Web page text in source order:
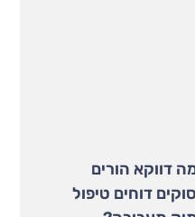
דווקא הורים
דוחים טיפול